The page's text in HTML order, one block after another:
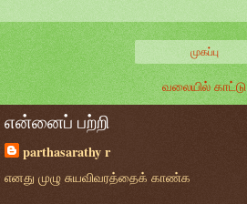
முகப்பு
வலையில் காட்டு
என்னைப் பற்றி
parthasarathy r
எனது முழு சுயவிவரத்தைக் காண்க